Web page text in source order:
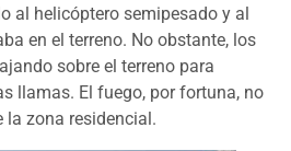
al helicóptero semipesado y al
en el terreno. No obstante, los
sobre el terreno para
llamas. El fuego, por fortuna, no
la zona residencial.